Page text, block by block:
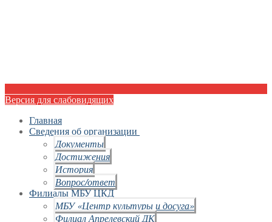
Версия для слабовидящих
Главная
Сведения об организации
Документы
Достижения
История
Вопрос/ответ
Филиалы МБУ ЦКД
МБУ «Центр культуры и досуга»
Филиал Апрелевский ДК